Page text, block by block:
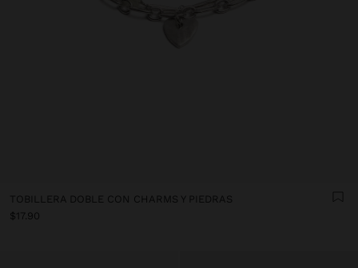
TOBILLERA DOBLE CON CHARMS Y PIEDRAS
$17.90